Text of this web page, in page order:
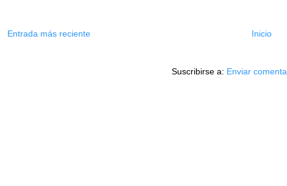
Entrada más reciente Inicio
Suscribirse a: Enviar